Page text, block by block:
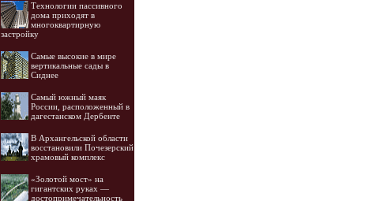
Технологии пассивного
дома приходят в
многоквартирную
застройку
Самые высокие в мире
вертикальные сады в
Сиднее
Самый южный маяк
России, расположенный в
дагестанском Дербенте
В Архангельской области
восстановили Почезерский
храмовый комплекс
«Золотой мост» на
гигантских руках —
достопримечательность